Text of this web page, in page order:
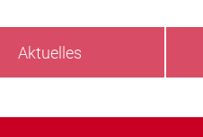
Aktuelles